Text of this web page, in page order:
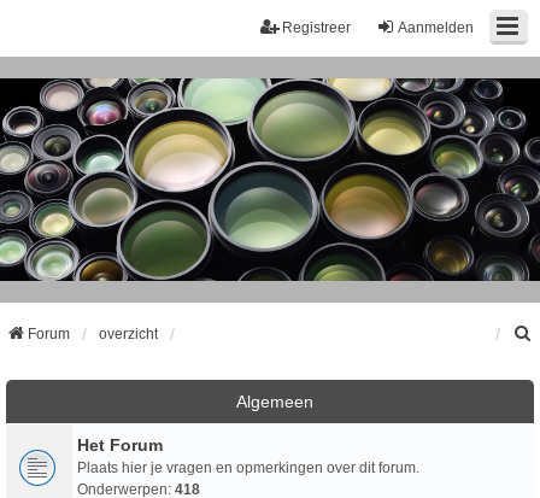
Aanmelden
Registreer
Forum overzicht
Algemeen
Het Forum
Plaats hier je vragen en opmerkingen over dit forum.
Onderwerpen: 418